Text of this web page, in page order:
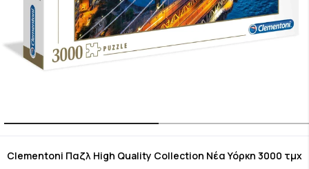
toClementoni Παζλ High Quality Collection Νέα Υόρκη 3000 τμχ